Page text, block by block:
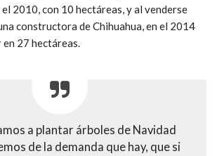
2010, con 10 hectáreas, y al venderse
constructora de Chihuahua, en el 2014
27 hectáreas.
a plantar árboles de Navidad
de la demanda que hay, que si